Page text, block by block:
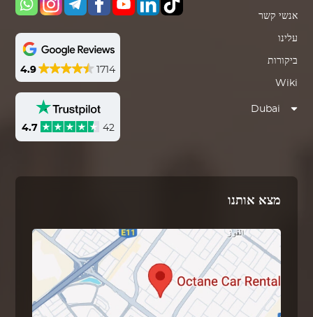
4.9 1714
4.7 42
אנשי קשר
עלינו
ביקורות
Wiki
Dubai
מצא אותנו